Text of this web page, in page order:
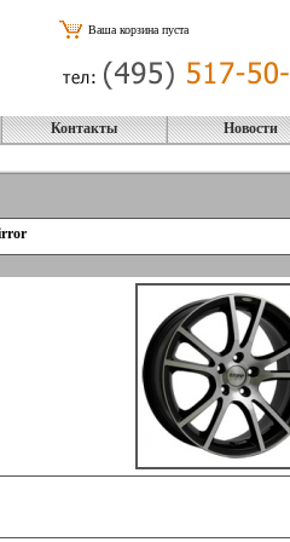
Ваша корзина пуста
Контакты Новости